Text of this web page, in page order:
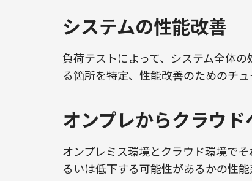
システムの性能改善
負荷テストによって、システム全体
る箇所を特定、性能改善のためのチ
オンプレからクラウド
オンプレミス環境とクラウド環境で
るいは低下する可能性があるかの性